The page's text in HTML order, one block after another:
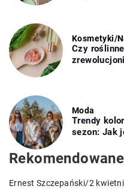
Kosmetyki/
Czy
Moda
Trendy
sezon: Jak
Rekomendowane
Ernest Szczepański/2